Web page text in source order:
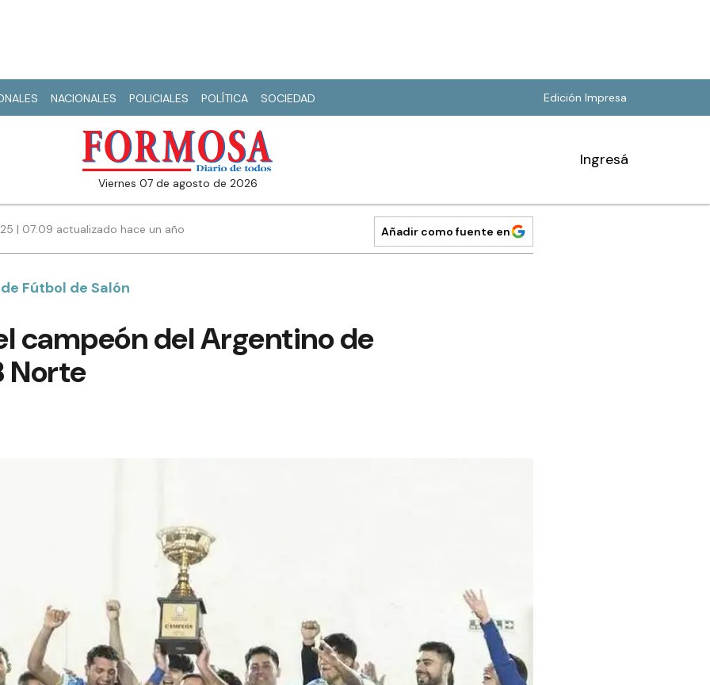
NACIONALES POLICIALES POLÍTICA SOCIEDAD Edición Impresa
viernes 07 de agosto de 2026
Ingresá
| 07:09 actualizado hace un año Añadir como fuente en
Fútbol de Salón
campeón del Argentino de
Norte